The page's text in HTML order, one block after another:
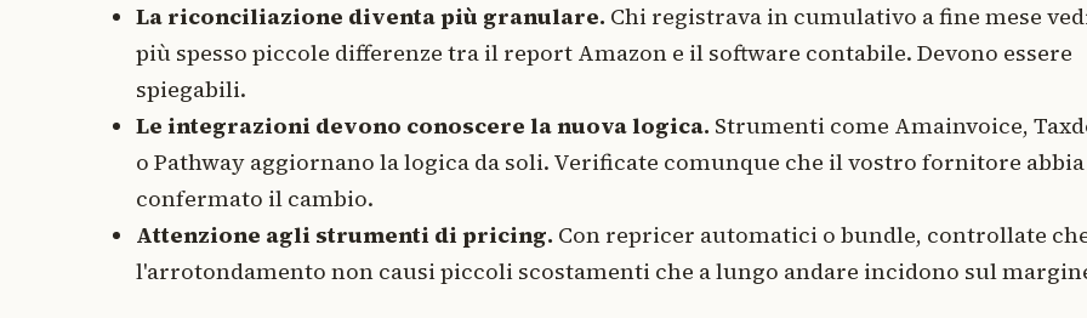
La riconciliazione diventa più granulare. Chi registrava in cumulativo a fine mese
più spesso piccole differenze tra il report Amazon e il software contabile. Devono essere
spiegabili.
Le integrazioni devono conoscere la nuova logica. Strumenti come Amainvoice,
o Pathway aggiornano la logica da soli. Verificate comunque che il vostro fornitore abbia
confermato il cambio.
Attenzione agli strumenti di pricing. Con repricer automatici o bundle, controllate
l'arrotondamento non causi piccoli scostamenti che a lungo andare incidono sul